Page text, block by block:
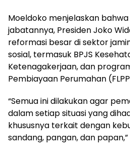
Moeldoko menjelaskan
jabatannya, Presiden Joko
reformasi besar di sektor
sosial, termasuk BPJS
Ketenagakerjaan, dan
Pembiayaan Perumahan
“Semua ini dilakukan agar
dalam setiap situasi yang
khususnya terkait dengan
sandang, pangan, dan